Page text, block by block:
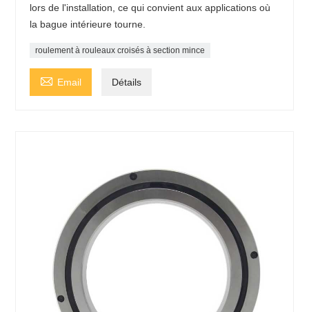
lors de l'installation, ce qui convient aux applications où
la bague intérieure tourne.
roulement à rouleaux croisés à section mince
 Email Détails